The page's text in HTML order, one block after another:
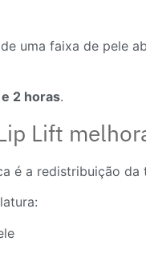
uma faixa de pele
e 2 horas.
Lift
é a redistribuição da